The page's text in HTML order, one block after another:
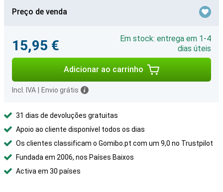
Preço de venda
15,95 €
Em stock: entrega em 1-4
dias úteis
Adicionar ao carrinho
Incl. IVA Envio grátis
31 dias de devoluções gratuitas
Apoio ao cliente disponível todos os dias
Os clientes classificam o Gomibo.pt com um 9,0 no Trustpilot
Fundada em 2006, nos Países Baixos
Activa em 30 países